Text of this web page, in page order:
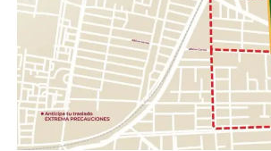
Con esta acción, el Gobierno de la
Sistema DIF Estatal Guanajuato y el
Gente, fortalece los valores de
unión entre las familias
red de apoyo que permita llevar
quienes hoy enfrentan una de las
complejas de su historia reciente.